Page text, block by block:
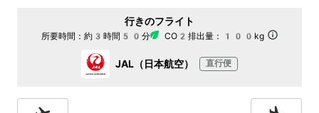
行きのフライト
所要時間： 約3時間50分 CO2排出量： 100kg
JAL（日本航空） 直行便